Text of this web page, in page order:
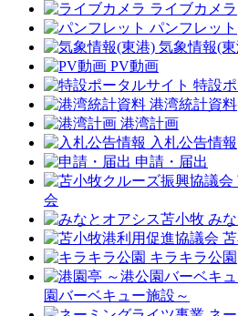
ライブカメラ
パンフレット
気象情報(
PV動画
特設
港湾統計資料
港湾計画
入札公告情報
申請・届出
会
み
キラキラ公園
園バーベキュー施設～